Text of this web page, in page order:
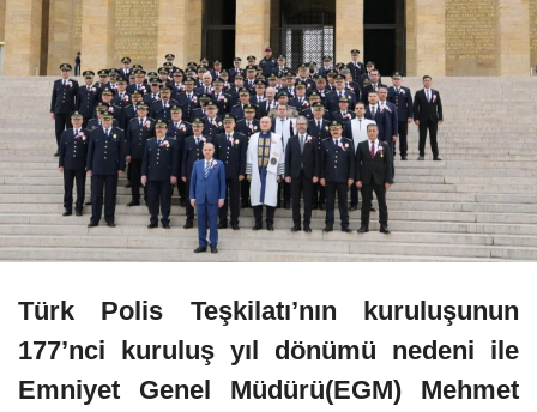
Türk Polis Teşkilatı’nın kuruluşunun
177’nci kuruluş yıl dönümü nedeni ile
Emniyet Genel Müdürü(EGM) Mehmet